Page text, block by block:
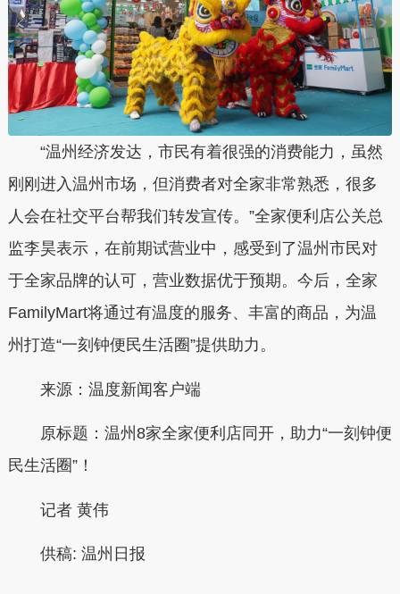
“温州经济发达，市民有着很强的消费能力，虽然
刚刚进入温州市场，但消费者对全家非常熟悉，很多
人会在社交平台帮我们转发宣传。”全家便利店公关总
监李昊表示，在前期试营业中，感受到了温州市民对
于全家品牌的认可，营业数据优于预期。今后，全家
FamilyMart将通过有温度的服务、丰富的商品，为温
州打造“一刻钟便民生活圈”提供助力。
来源：温度新闻客户端
原标题：温州8家全家便利店同开，助力“一刻钟便
民生活圈”！
记者 黄伟
供稿: 温州日报